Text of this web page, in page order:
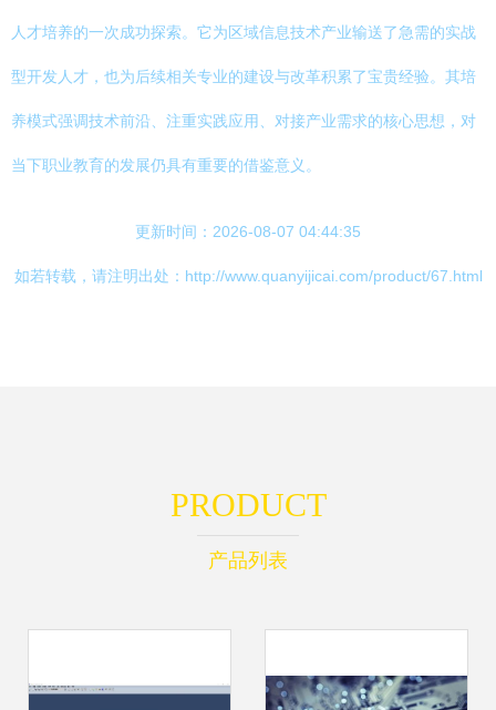
人才培养的一次成功探索。它为区域信息技术产业输送了急需的实战
型开发人才，也为后续相关专业的建设与改革积累了宝贵经验。其培
养模式强调技术前沿、注重实践应用、对接产业需求的核心思想，对
当下职业教育的发展仍具有重要的借鉴意义。
更新时间：2026-08-07 04:44:35
如若转载，请注明出处：http://www.quanyijicai.com/product/67.html
PRODUCT
产品列表